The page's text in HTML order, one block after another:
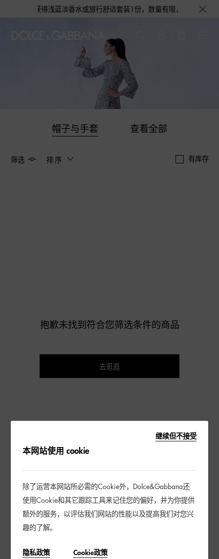
会获得浅蓝淡香水或旅行舒适套装1份，数量有限，赠完即止。
帽子与手套 查看全部
筛选 排序 有库存
抱歉未找到符合您筛选条件的商品
去逛逛
继续但不接受
本网站使用 cookie
除了运营本网站所必需的Cookie外，Dolce&Gabbana还
使用Cookie和其它跟踪工具来记住您的偏好，并为你提供
额外的服务，以评估我们网站的性能以及提高我们对您兴
趣的了解。
隐私政策 Cookie政策